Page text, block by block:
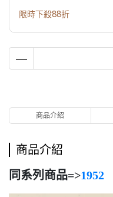
限時下殺88折
商品介紹
商品介紹
同系列商品=>1952